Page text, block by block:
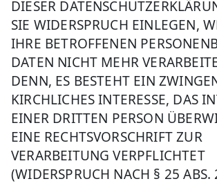
DIESER
SIE WIDERSPRUCH EINLEGEN,
IHRE BETROFFENEN
DATEN NICHT MEHR
DENN, ES BESTEHT EIN
KIRCHLICHES INTERESSE, DAS
EINER DRITTEN PERSON
EINE RECHTSVORSCHRIFT ZUR
VERARBEITUNG VERPFLICHTET
(WIDERSPRUCH NACH § 25 ABS.